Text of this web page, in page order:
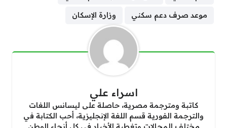
موعد صرف دعم سكني وزارة الإسكان
اسراء علي
كاتبة ومترجمة مصرية، حاصلة على ليسانس اللغات
والترجمة الفورية قسم اللغة الإنجليزية، أحب الكتابة في